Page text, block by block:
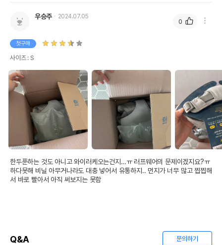
우승주 2024.07.05
첫구매
사이즈 : S
한두푼하는 것도 아니고 와이러케오는건지…ㅠ 러프웨어의 문제이겠지요?ㅠ
하다못해 비닐 아무거나라도 대충 넣어서 유통하지.. 먼지가 너무 많고 찝찝해
서 바로 빨아서 아직 써보지는 못함
0
Q&A 문의하기